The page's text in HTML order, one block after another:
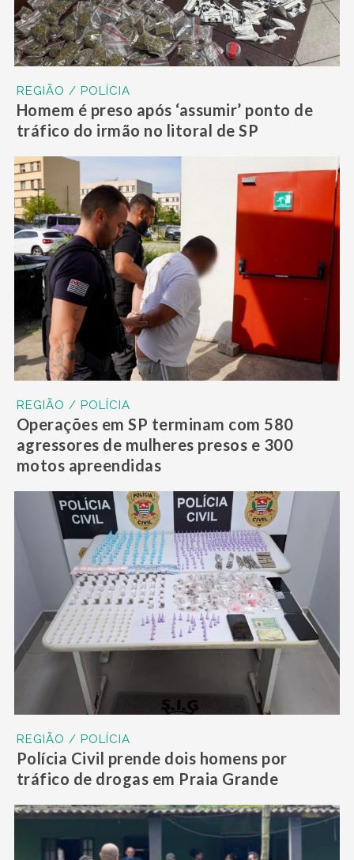
REGIÃO / POLÍCIA
Homem é preso após ‘assumir’ ponto de
tráfico do irmão no litoral de SP
REGIÃO / POLÍCIA
Operações em SP terminam com 580
agressores de mulheres presos e 300
motos apreendidas
REGIÃO / POLÍCIA
Polícia Civil prende dois homens por
tráfico de drogas em Praia Grande